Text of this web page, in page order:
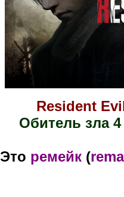
Resident
Обитель зла
Это ремейк (